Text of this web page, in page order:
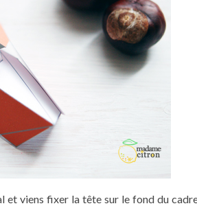
et viens fixer la tête sur le fond du